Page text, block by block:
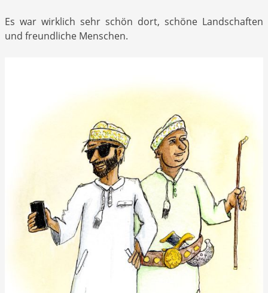
Es war wirklich sehr schön dort, schöne Landschaften
und freundliche Menschen.